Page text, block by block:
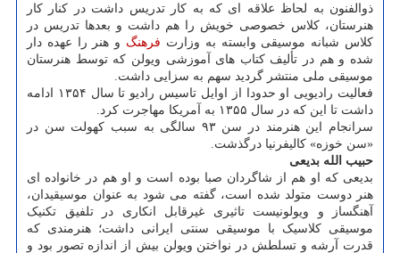
ذوالفنون به لحاظ علاقه ‏ای که به کار تدریس داشت در کنار کار
هنرستان، کلاس خصوصی خویش را هم داشت و بعدها تدریس در
کلاس شبانه موسیقی وابسته به وزارت فرهنگ و هنر را عهده ‏دار
شده و هم در تألیف کتاب های آموزشی ویولن که توسط هنرستان
موسیقی ملی منتشر گردید سهم به سزایی داشت.
فعالیت رادیویی او حدودا از اوایل تاسیس رادیو تا سال ۱۳۵۴ ادامه
داشت تا این که در سال ۱۳۵۵ به آمریکا مهاجرت کرد.
سرانجام این هنرمند در سن ۹۳ سالگی به سبب کهولت سن در
«سن خوزه» کالیفرنیا درگذشت.
حبیب الله بدیعی
بدیعی که او هم از شاگردان صبا بوده است و او هم در خانواده ای
هنر دوست متولد شده است، گفته می شود به عنوان موسیقیدان،
آهنگساز و ویولونیست تاثیری غیرقابل انکاری در تلفیق تکنیک
موسیقی کلاسیک با موسیقی سنتی ایرانی داشت؛ هنرمندی که
قدرت آرشه و تسلطش در نواختن ویولن بیش از اندازه تصور بود و